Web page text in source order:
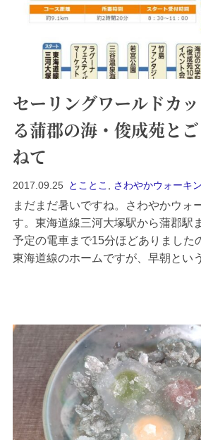
セーリングワールドカ
る蒲郡の海・俊成苑と
ねて
2017.09.25 とことこ さわやかウォーキ
まだまだ暑いですね。さわやかウォ
す。東海道線三河大塚駅から蒲郡駅
予定の電車まで15分ほどありました
東海道線のホームですが、早朝とい
はラグーナでしょう。...